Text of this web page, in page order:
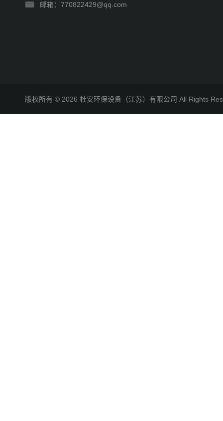
邮箱：770822429@qq.com
版权所有 © 2026 杜安环保设备（江苏）有限公司 All Rights